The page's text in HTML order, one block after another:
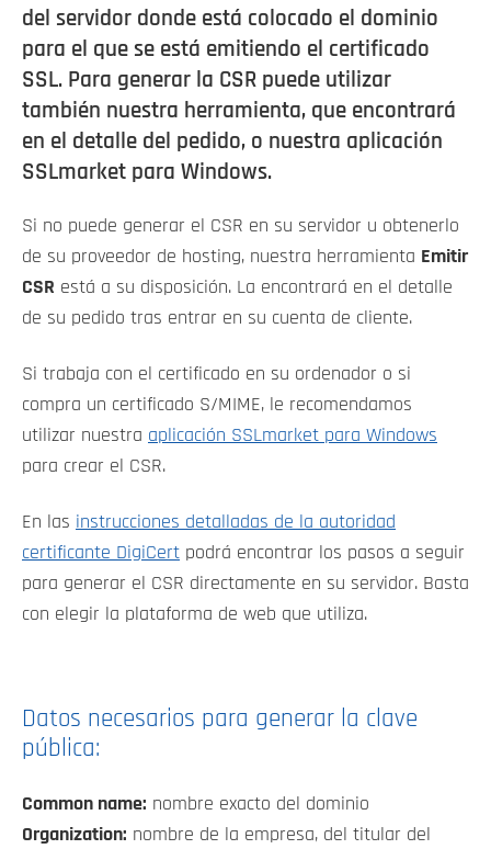
del servidor donde está colocado el dominio
para el que se está emitiendo el certificado
SSL. Para generar la CSR puede utilizar
también nuestra herramienta, que encontrará
en el detalle del pedido, o nuestra aplicación
SSLmarket para Windows.
Si no puede generar el CSR en su servidor u obtenerlo
de su proveedor de hosting, nuestra herramienta Emitir
CSR está a su disposición. La encontrará en el detalle
de su pedido tras entrar en su cuenta de cliente.
Si trabaja con el certificado en su ordenador o si
compra un certificado S/MIME, le recomendamos
utilizar nuestra aplicación SSLmarket para Windows
para crear el CSR.
En las instrucciones detalladas de la autoridad
certificante DigiCert podrá encontrar los pasos a seguir
para generar el CSR directamente en su servidor. Basta
con elegir la plataforma de web que utiliza.
Datos necesarios para generar la clave
pública:
Common name: nombre exacto del dominio
Organization: nombre de la empresa, del titular del